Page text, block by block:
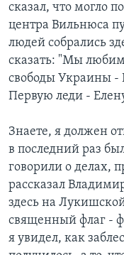
сказал, что могло
центра Вильнюса
людей собрались
сказать: "Мы
свободы Украины -
Первую леди -
Знаете, я должен
в последний раз
говорили о делах,
рассказал
здесь на
священный флаг -
я увидел, как